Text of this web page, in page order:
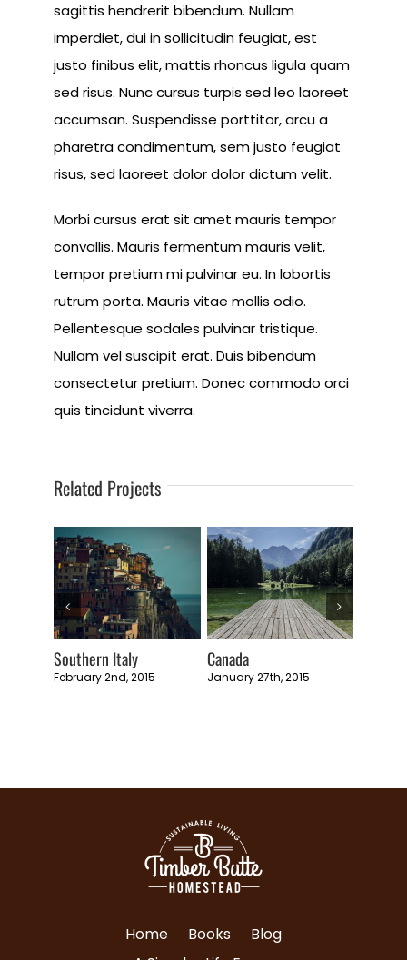
sagittis hendrerit bibendum. Nullam
imperdiet, dui in sollicitudin feugiat, est
justo finibus elit, mattis rhoncus ligula quam
sed risus. Nunc cursus turpis sed leo laoreet
accumsan. Suspendisse porttitor, arcu a
pharetra condimentum, sem justo feugiat
risus, sed laoreet dolor dolor dictum velit.
Morbi cursus erat sit amet mauris tempor
convallis. Mauris fermentum mauris velit,
tempor pretium mi pulvinar eu. In lobortis
rutrum porta. Mauris vitae mollis odio.
Pellentesque sodales pulvinar tristique.
Nullam vel suscipit erat. Duis bibendum
consectetur pretium. Donec commodo orci
quis tincidunt viverra.
Related Projects
Southern Italy
February 2nd, 2015
Canada
January 27th, 2015
Home Books
Blog